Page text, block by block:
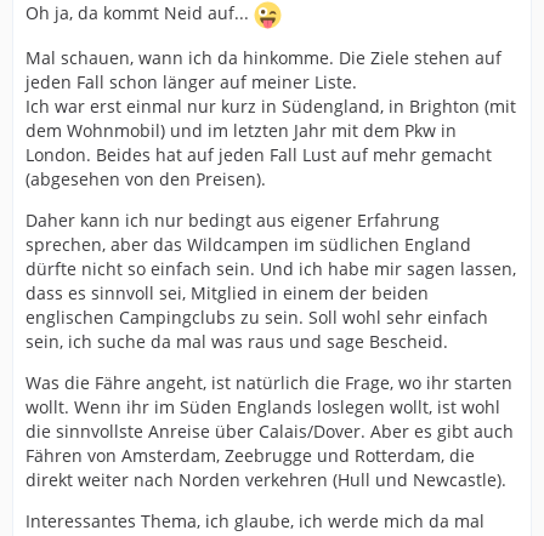
Oh ja, da kommt Neid auf...
Mal schauen, wann ich da hinkomme. Die Ziele stehen auf
jeden Fall schon länger auf meiner Liste.
Ich war erst einmal nur kurz in Südengland, in Brighton (mit
dem Wohnmobil) und im letzten Jahr mit dem Pkw in
London. Beides hat auf jeden Fall Lust auf mehr gemacht
(abgesehen von den Preisen).
Daher kann ich nur bedingt aus eigener Erfahrung
sprechen, aber das Wildcampen im südlichen England
dürfte nicht so einfach sein. Und ich habe mir sagen lassen,
dass es sinnvoll sei, Mitglied in einem der beiden
englischen Campingclubs zu sein. Soll wohl sehr einfach
sein, ich suche da mal was raus und sage Bescheid.
Was die Fähre angeht, ist natürlich die Frage, wo ihr starten
wollt. Wenn ihr im Süden Englands loslegen wollt, ist wohl
die sinnvollste Anreise über Calais/Dover. Aber es gibt auch
Fähren von Amsterdam, Zeebrugge und Rotterdam, die
direkt weiter nach Norden verkehren (Hull und Newcastle).
Interessantes Thema, ich glaube, ich werde mich da mal